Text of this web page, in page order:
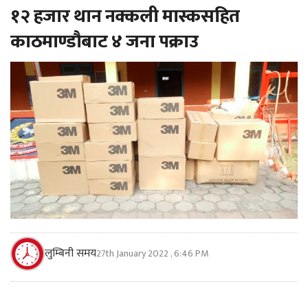
१२ हजार थान नक्कली मास्कसहित
काठमाण्डौबाट ४ जना पक्राउ
लुम्बिनी समय27th January 2022 , 6:46 PM